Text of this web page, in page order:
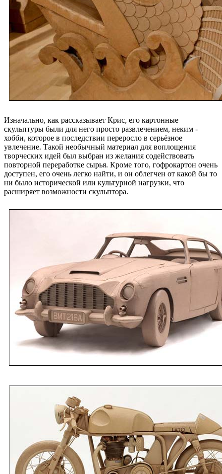
Изначально, как рассказывает Крис, его картонные
скульптуры были для него просто развлечением, неким -
хобби, которое в последствии переросло в серьёзное
увлечение. Такой необычный материал для воплощения
творческих идей был выбран из желания содействовать
повторной переработке сырья. Кроме того, гофрокартон очень
доступен, его очень легко найти, и он облегчен от какой бы то
ни было исторической или культурной нагрузки, что
расширяет возможности скульптора.